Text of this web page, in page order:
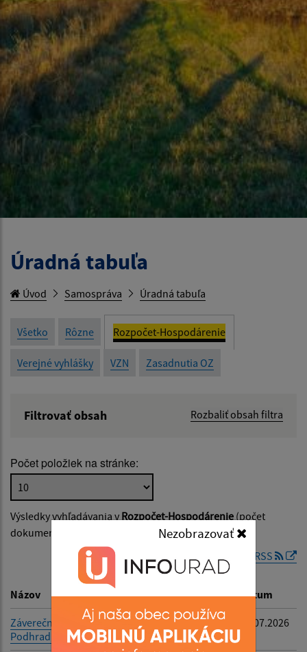
Nezobrazovať
Úradná tabuľa
Úvod Samospráva Úradná tabuľa
Všetko Rôzne Rozpočet-Hospodárenie
Verejné vyhlášky VZN Zasadnutia OZ
Filtrovať obsah Rozbaliť obsah filtra
Popis:
Dátum zverejnenia od:
Dátum zverejnenia do:
Filtrovať Reset
Počet položiek na stránke:
Výsledky vyhľadávania v Rozpočet-Hospodárenie (počet
dokumentov vyhovujúcich zadaným kritériám: 2)
RSS
Názov Popis Dátum
Záverečný účet obce
Podhradík za rok 2025
- 10.07.2026